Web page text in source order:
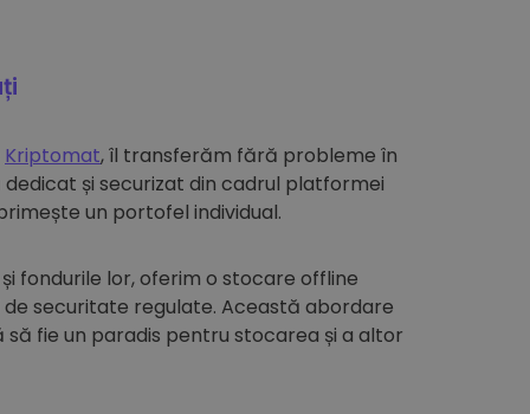
Kriptomat, îl transferăm fără probleme în
și securizat din cadrul platformei
un portofel individual.
fondurile lor, oferim o stocare offline
securitate regulate. Această abordare
fie un paradis pentru stocarea și a altor